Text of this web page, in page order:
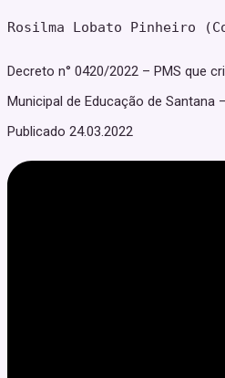
Rosilma Lobato Pinheiro
Decreto n° 0420/2022 – PMS que
Municipal de Educação de Santana
Publicado 24.03.2022